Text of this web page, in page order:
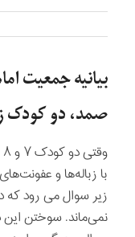
بیانیه جمعیت
صمد، دو کودک
با زباله‌ها و
زیر سوال می رود که
نمی‌ماند. سوختن این